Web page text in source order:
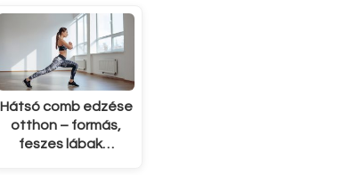
Hátsó comb edzése
otthon – formás,
feszes lábak…